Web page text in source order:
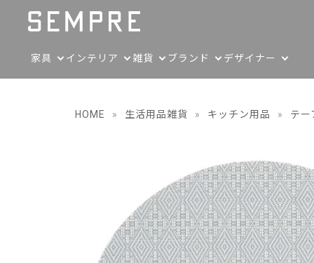
家具 インテリア 雑貨 ブランド デザイナー
HOME » 生活用品雑貨 » キッチン用品 » テー